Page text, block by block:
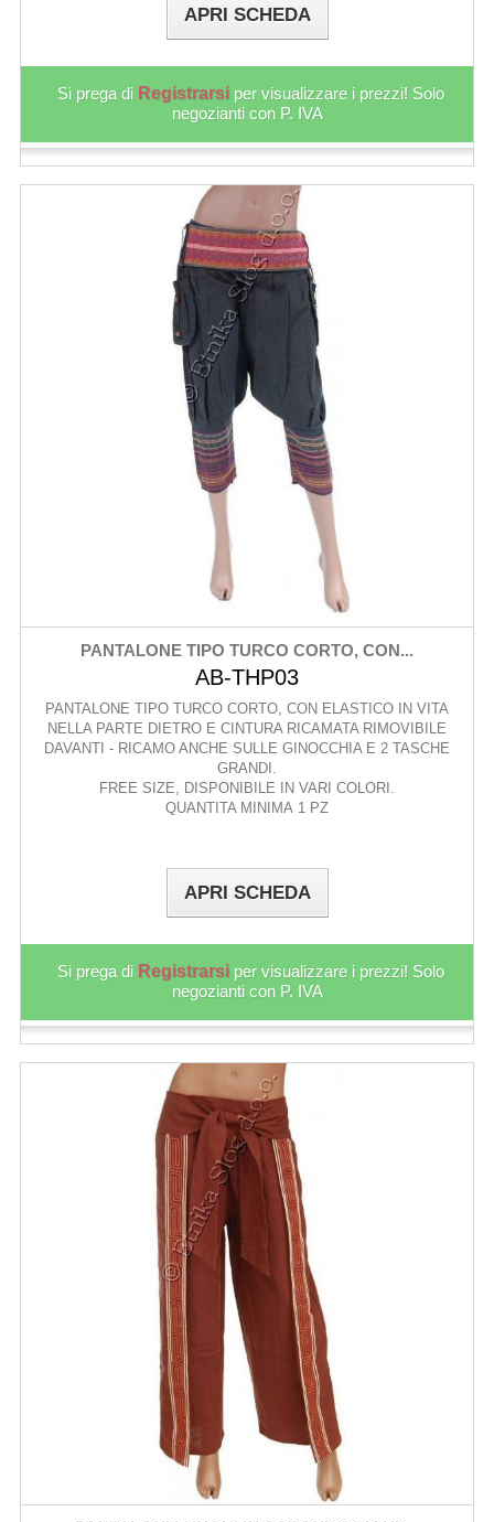
APRI SCHEDA
Si prega di Registrarsi per visualizzare i prezzi! Solo
negozianti con P. IVA
PANTALONE TIPO TURCO CORTO, CON...
AB-THP03
PANTALONE TIPO TURCO CORTO, CON ELASTICO IN VITA
NELLA PARTE DIETRO E CINTURA RICAMATA RIMOVIBILE
DAVANTI - RICAMO ANCHE SULLE GINOCCHIA E 2 TASCHE
GRANDI.
FREE SIZE, DISPONIBILE IN VARI COLORI.
QUANTITA MINIMA 1 PZ
APRI SCHEDA
Si prega di Registrarsi per visualizzare i prezzi! Solo
negozianti con P. IVA